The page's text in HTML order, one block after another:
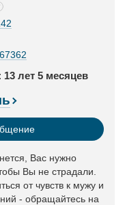
13 лет 5 месяцев
Вас нужно
Вы не страдали.
от чувств к мужу и
- обращайтесь на